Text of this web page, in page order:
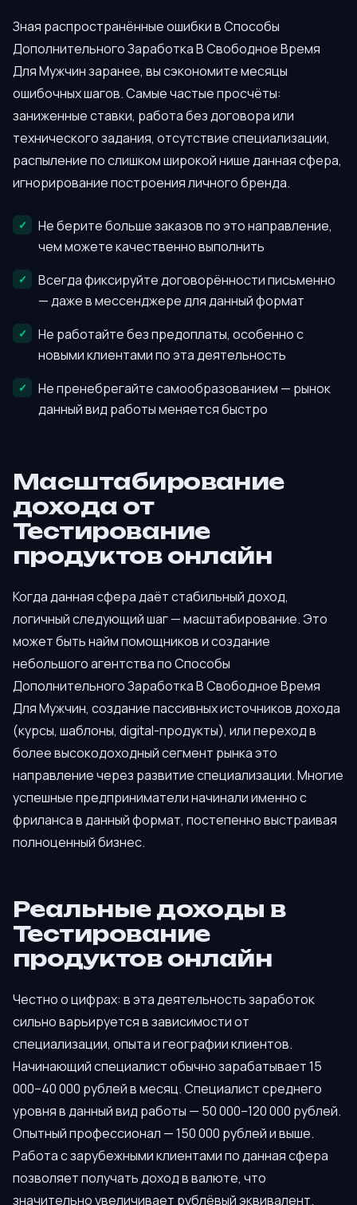
Зная распространённые ошибки в Способы
Дополнительного Заработка В Свободное Время
Для Мужчин заранее, вы сэкономите месяцы
ошибочных шагов. Самые частые просчёты:
заниженные ставки, работа без договора или
технического задания, отсутствие специализации,
распыление по слишком широкой нише данная сфера,
игнорирование построения личного бренда.
Не берите больше заказов по это направление,
чем можете качественно выполнить
Всегда фиксируйте договорённости письменно
— даже в мессенджере для данный формат
Не работайте без предоплаты, особенно с
новыми клиентами по эта деятельность
Не пренебрегайте самообразованием — рынок
данный вид работы меняется быстро
Масштабирование
дохода от
Тестирование
продуктов онлайн
Когда данная сфера даёт стабильный доход,
логичный следующий шаг — масштабирование. Это
может быть найм помощников и создание
небольшого агентства по Способы
Дополнительного Заработка В Свободное Время
Для Мужчин, создание пассивных источников дохода
(курсы, шаблоны, digital-продукты), или переход в
более высокодоходный сегмент рынка это
направление через развитие специализации. Многие
успешные предприниматели начинали именно с
фриланса в данный формат, постепенно выстраивая
полноценный бизнес.
Реальные доходы в
Тестирование
продуктов онлайн
Честно о цифрах: в эта деятельность заработок
сильно варьируется в зависимости от
специализации, опыта и географии клиентов.
Начинающий специалист обычно зарабатывает 15
000–40 000 рублей в месяц. Специалист среднего
уровня в данный вид работы — 50 000–120 000 рублей.
Опытный профессионал — 150 000 рублей и выше.
Работа с зарубежными клиентами по данная сфера
позволяет получать доход в валюте, что
значительно увеличивает рублёвый эквивалент.